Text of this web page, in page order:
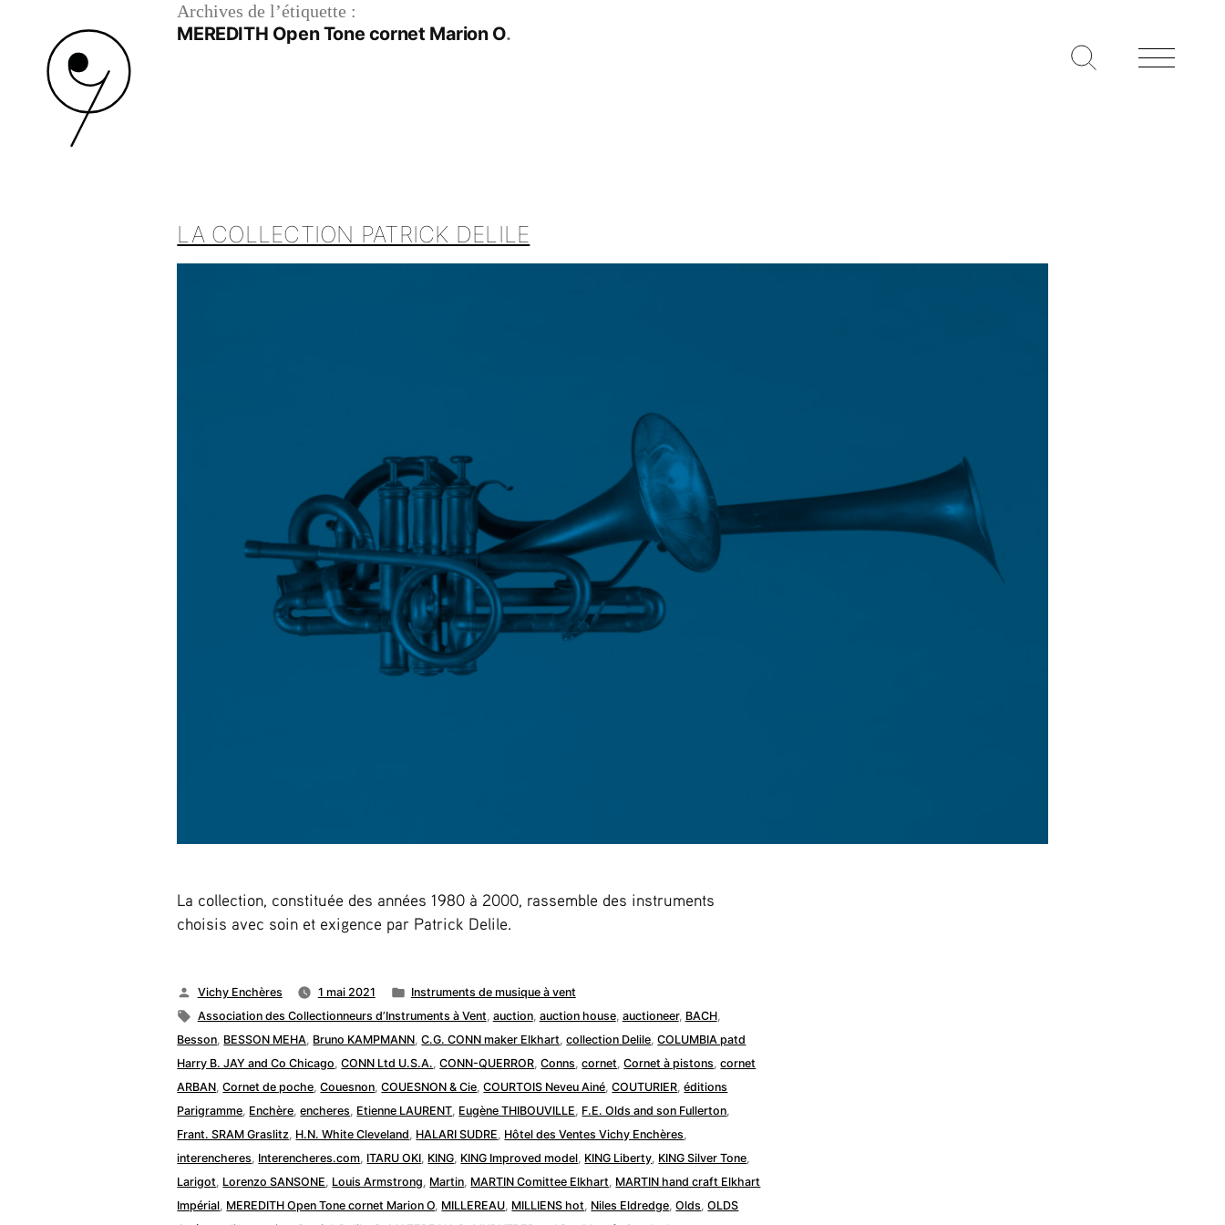
Archives de l’étiquette :
MEREDITH Open Tone cornet Marion O
LA COLLECTION PATRICK DELILE
La collection, constituée des années 1980 à 2000, rassemble des instruments
choisis avec soin et exigence par Patrick Delile.
Publié
par
Vichy Enchères 1 mai 2021
Publié
dans
Instruments de musique à vent
Étiquettes :
Association des Collectionneurs d’Instruments à Vent auction, auction house, auctioneer, BACH,
Besson BESSON MEHA Bruno KAMPMANN ,C.G. CONN maker Elkhart ,collection Delile ,COLUMBIA patd
Harry B. JAY and Co Chicago ,CONN Ltd U.S.A. ,CONN-QUERROR ,Conns ,cornet ,Cornet à pistons ,cornet
ARBAN ,Cornet de poche ,Couesnon ,COUESNON & Cie ,COURTOIS Neveu Ainé ,COUTURIER ,éditions
Parigramme Enchère ,encheres Etienne LAURENT Eugène THIBOUVILLE F.E. Olds and son Fullerton
Frant. SRAM Graslitz H.N. White Cleveland HALARI SUDRE Hôtel des Ventes Vichy Enchères
interencheres Interencheres.com ITARU OKI KING KING Improved model KING Liberty KING Silver Tone
Larigot Lorenzo SANSONE Louis Armstrong Martin MARTIN Comittee Elkhart MARTIN hand craft Elkhart
Impérial MEREDITH Open Tone cornet Marion O MILLEREAU MILLIENS hot Niles Eldredge ,Olds ,OLDS